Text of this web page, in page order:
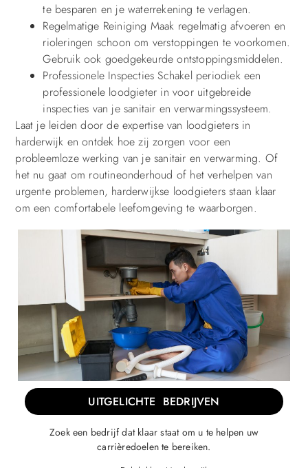
te besparen en je waterrekening te verlagen.
Regelmatige Reiniging Maak regelmatig afvoeren en
rioleringen schoon om verstoppingen te voorkomen.
Gebruik ook goedgekeurde ontstoppingsmiddelen.
Professionele Inspecties Schakel periodiek een
professionele loodgieter in voor uitgebreide
inspecties van je sanitair en verwarmingssysteem.
Laat je leiden door de expertise van loodgieters in
harderwijk en ontdek hoe zij zorgen voor een
probleemloze werking van je sanitair en verwarming. Of
het nu gaat om routineonderhoud of het verhelpen van
urgente problemen, harderwijkse loodgieters staan klaar
om een comfortabele leefomgeving te waarborgen.
UITGELICHTE BEDRIJVEN
Zoek een bedrijf dat klaar staat om u te helpen uw
carrièredoelen te bereiken.